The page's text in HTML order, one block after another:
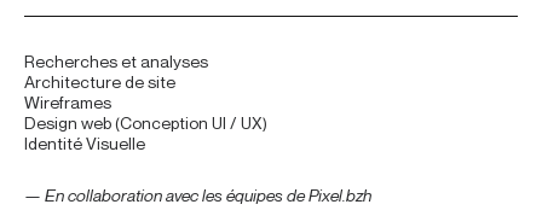
Recherches et analyses
Architecture de site
Wireframes
Design web (Conception UI / UX)
Identité Visuelle
— En collaboration avec les équipes de Pixel.bzh